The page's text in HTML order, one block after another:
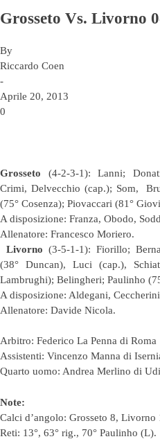
Grosseto Vs. Livorno
By
Riccardo Coen
-
Aprile 20, 2013
0
Grosseto (4-2-3-1): Lanni;
Crimi, Delvecchio (cap.); Som,
(75° Cosenza); Piovaccari (81°
A disposizione: Franza, Obodo,
Allenatore: Francesco Moriero.
Livorno (3-5-1-1): Fiorillo;
(38° Duncan), Luci (cap.),
Lambrughi); Belingheri; Paulinho
A disposizione: Aldegani,
Allenatore: Davide Nicola.
Arbitro: Federico La Penna di Roma
Assistenti: Vincenzo Manna di
Quarto uomo: Andrea Merlino di
Note:
Calci d’angolo: Grosseto 8, Livorno
Reti: 13°, 63° rig., 70° Paulinho (L).